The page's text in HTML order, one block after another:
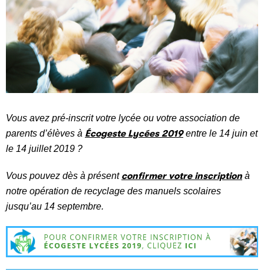
Vous avez pré-inscrit votre lycée ou votre association de
parents d’élèves à Écogeste Lycées 2019entre le 14 juin et
le 14 juillet 2019 ?
Vous pouvez dès à présent confirmer votre inscription à
notre opération de recyclage des manuels scolaires
jusqu’au 14 septembre.